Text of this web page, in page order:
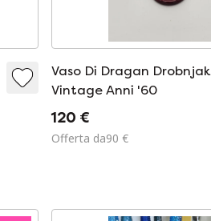
Vaso Di Dragan Drobnjak
Vintage Anni '60
120 €
Offerta da90 €